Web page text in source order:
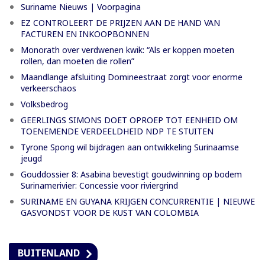
Suriname Nieuws | Voorpagina
EZ CONTROLEERT DE PRIJZEN AAN DE HAND VAN
FACTUREN EN INKOOPBONNEN
Monorath over verdwenen kwik: “Als er koppen moeten
rollen, dan moeten die rollen”
Maandlange afsluiting Domineestraat zorgt voor enorme
verkeerschaos
Volksbedrog
GEERLINGS SIMONS DOET OPROEP TOT EENHEID OM
TOENEMENDE VERDEELDHEID NDP TE STUITEN
Tyrone Spong wil bijdragen aan ontwikkeling Surinaamse
jeugd
Gouddossier 8: Asabina bevestigt goudwinning op bodem
Surinamerivier: Concessie voor riviergrind
SURINAME EN GUYANA KRIJGEN CONCURRENTIE | NIEUWE
GASVONDST VOOR DE KUST VAN COLOMBIA
BUITENLAND